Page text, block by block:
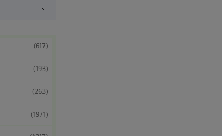
(617)
(193)
(263)
(1971)